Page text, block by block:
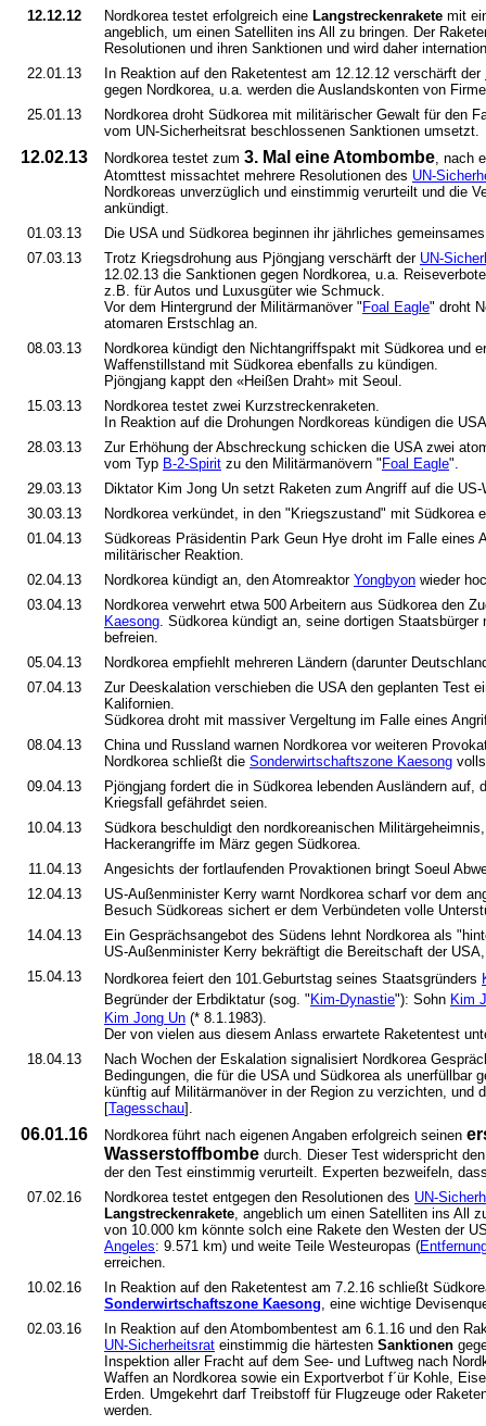
12.12.12
Nordkorea testet erfolgreich eine Langstreckenrakete mit
angeblich, um einen Satelliten ins All zu bringen. Der
Resolutionen und ihren Sanktionen und wird daher
22.01.13
In Reaktion auf den Raketentest am 12.12.12 verschärft der
gegen Nordkorea, u.a. werden die Auslandskonten von
25.01.13
Nordkorea droht Südkorea mit militärischer Gewalt für den
vom UN-Sicherheitsrat beschlossenen Sanktionen umsetzt.
12.02.13 Nordkorea testet zum 3. Mal eine Atombombe, nach
Atomttest missachtet mehrere Resolutionen des UN-
Nordkoreas unverzüglich und einstimmig verurteilt und die
ankündigt.
01.03.13
Die USA und Südkorea beginnen ihr jährliches
07.03.13
Trotz Kriegsdrohung aus Pjöngjang verschärft der UN-
12.02.13 die Sanktionen gegen Nordkorea, u.a.
z.B. für Autos und Luxusgüter wie Schmuck.
Vor dem Hintergrund der Militärmanöver " Foal Eagle" droht
atomaren Erstschlag an.
08.03.13
Nordkorea kündigt den Nichtangriffspakt mit Südkorea und
Waffenstillstand mit Südkorea ebenfalls zu kündigen.
Pjöngjang kappt den «Heißen Draht» mit Seoul.
15.03.13
Nordkorea testet zwei Kurzstreckenraketen.
In Reaktion auf die Drohungen Nordkoreas kündigen die
28.03.13
Zur Erhöhung der Abschreckung schicken die USA zwei
vom Typ B-2-Spirit zu den Militärmanövern " Foal Eagle".
29.03.13
Diktator Kim Jong Un setzt Raketen zum Angriff auf die
30.03.13
Nordkorea verkündet, in den "Kriegszustand" mit Südkorea
01.04.13
Südkoreas Präsidentin Park Geun Hye droht im Falle eines
militärischer Reaktion.
02.04.13
Nordkorea kündigt an, den Atomreaktor Yongbyon wieder
03.04.13
Nordkorea verwehrt etwa 500 Arbeitern aus Südkorea den
Kaesong. Südkorea kündigt an, seine dortigen
befreien.
05.04.13
Nordkorea empfiehlt mehreren Ländern (darunter
07.04.13
Zur Deeskalation verschieben die USA den geplanten Test
Kalifornien.
Südkorea droht mit massiver Vergeltung im Falle eines
08.04.13
China und Russland warnen Nordkorea vor weiteren
Nordkorea schließt die Sonderwirtschaftszone Kaesong
09.04.13
Pjöngjang fordert die in Südkorea lebenden Ausländern
Kriegsfall gefährdet seien.
10.04.13
Südkora beschuldigt den nordkoreanischen
Hackerangriffe im März gegen Südkorea.
11.04.13
Angesichts der fortlaufenden Provaktionen bringt Soeul
12.04.13
US-Außenminister Kerry warnt Nordkorea scharf vor dem
Besuch Südkoreas sichert er dem Verbündeten volle
14.04.13
Ein Gesprächsangebot des Südens lehnt Nordkorea als
US-Außenminister Kerry bekräftigt die Bereitschaft der
15.04.13
Nordkorea feiert den 101.Geburtstag seines Staatsgründers
Begründer der Erbdiktatur (sog. " Kim-Dynastie"): Sohn Kim
Kim Jong Un (* 8.1.1983).
Der von vielen aus diesem Anlass erwartete Raketentest
18.04.13
Nach Wochen der Eskalation signalisiert Nordkorea
Bedingungen, die für die USA und Südkorea als unerfüllbar
künftig auf Militärmanöver in der Region zu verzichten, und
[Tagesschau].
06.01.16 Nordkorea führt nach eigenen Angaben erfolgreich seinen
Wasserstoffbombe durch. Dieser Test widerspricht
der den Test einstimmig verurteilt. Experten bezweifeln,
07.02.16
Nordkorea testet entgegen den Resolutionen des UN-
Langstreckenrakete, angeblich um einen Satelliten ins All
von 10.000 km könnte solch eine Rakete den Westen der
Angeles: 9.571 km) und weite Teile Westeuropas (
erreichen.
10.02.16
In Reaktion auf den Raketentest am 7.2.16 schließt
Sonderwirtschaftszone Kaesong, eine wichtige
02.03.16
In Reaktion auf den Atombombentest am 6.1.16 und den
UN-Sicherheitsrat einstimmig die härtesten Sanktionen
Inspektion aller Fracht auf dem See- und Luftweg nach
Waffen an Nordkorea sowie ein Exportverbot f´ür Kohle,
Erden. Umgekehrt darf Treibstoff für Flugzeuge oder
werden.